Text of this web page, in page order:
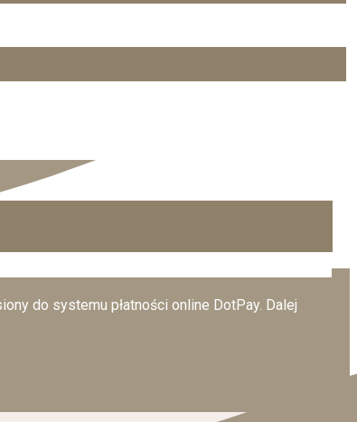
do systemu płatności online DotPay. Dalej